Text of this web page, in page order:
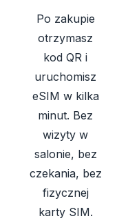
Po zakupie
otrzymasz
kod QR i
uruchomisz
eSIM w kilka
minut. Bez
wizyty w
salonie, bez
czekania, bez
fizycznej
karty SIM.